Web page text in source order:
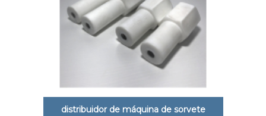
distribuidor de máquina de sorvete